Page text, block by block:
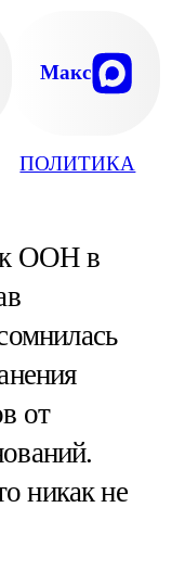
ПОЛИТИКА
Макс
ООН в
от
никак не